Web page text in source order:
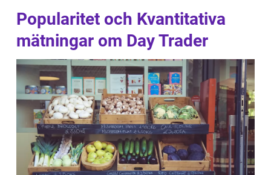
Popularitet och Kvantitativa
mätningar om Day Trader